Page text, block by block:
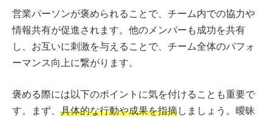
営業パーソンが褒められることで、チーム内での協力や
情報共有が促進されます。他のメンバーも成功を共有
し、お互いに刺激を与えることで、チーム全体のパフォ
ーマンス向上に繋がります。
褒める際には以下のポイントに気を付けることも重要で
す。まず、 具体的な行動や成果を指摘しましょう。曖昧